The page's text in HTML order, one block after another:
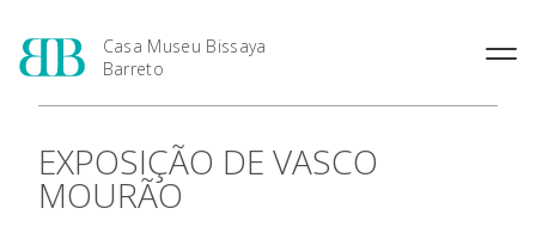
Casa Museu Bissaya
Barreto
Barreto
A Casa Museu
EXPOSIÇÃO DE VASCO
MOURÃO